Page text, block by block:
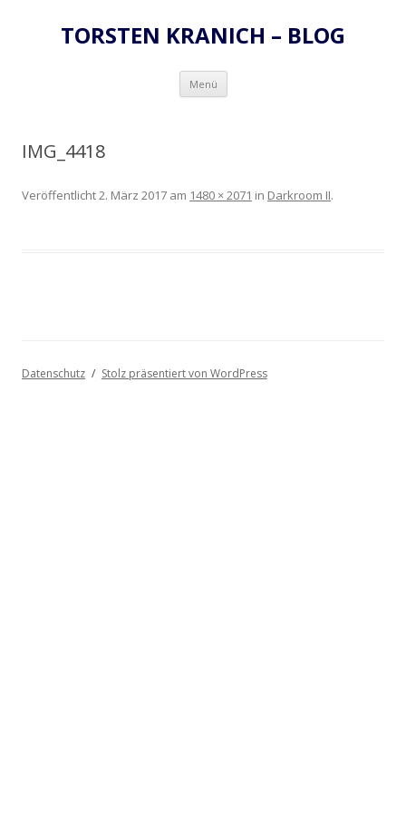
TORSTEN KRANICH – BLOG
Menü Zum
springen
IMG_4418
Veröffentlicht2. März 2017 am 1480 × 2071 in Darkroom II.
Datenschutz Stolz präsentiert von WordPress